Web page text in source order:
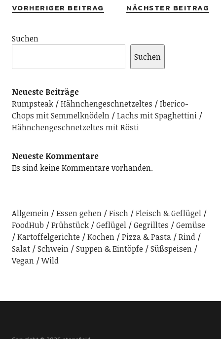
VORHERIGER BEITRAG NÄCHSTER BEITRAG
Suchen
Suchen
Neueste Beiträge
Rumpsteak
Hähnchengeschnetzeltes
Iberico-
Chops mit Semmelknödeln
Lachs mit Spaghettini
Hähnchengeschnetzeltes mit Rösti
Neueste Kommentare
Es sind keine Kommentare vorhanden.
Allgemein Essen gehen Fisch
Fleisch & Geflügel
FoodHub
Frühstück Geflügel Gegrilltes
Gemüse
Kartoffelgerichte
Kochen Pizza & Pasta
Rind
Salat
Schwein Suppen & Eintöpfe
Süßspeisen
Vegan
Wild